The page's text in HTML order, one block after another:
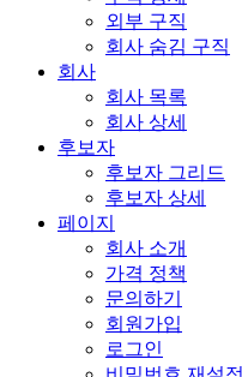
외부 구직
회사 숨김 구직
회사
회사 목록
회사 상세
후보자
후보자 그리드
후보자 상세
페이지
회사 소개
가격 정책
문의하기
회원가입
로그인